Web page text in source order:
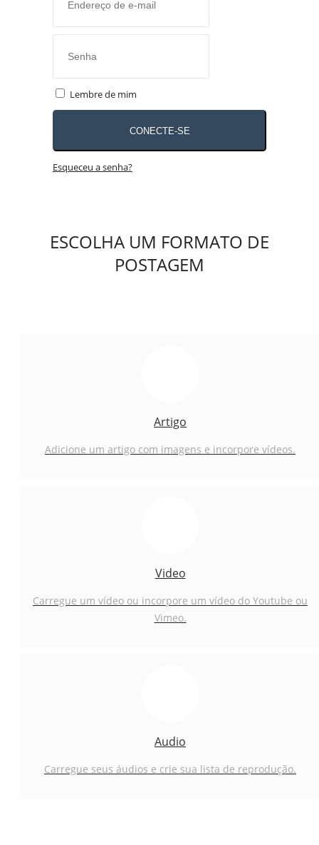
Lembre de mim
CONECTE-SE
Esqueceu a senha?
ESCOLHA UM FORMATO DE
POSTAGEM
Artigo
Adicione um artigo com imagens e incorpore vídeos.
Video
Carregue um vídeo ou incorpore um vídeo do Youtube ou
Vimeo.
Audio
Carregue seus áudios e crie sua lista de reprodução.